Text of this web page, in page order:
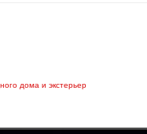
дома и экстерьер